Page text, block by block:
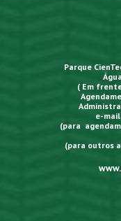
Parque
( Em
e-
(para
(para outros